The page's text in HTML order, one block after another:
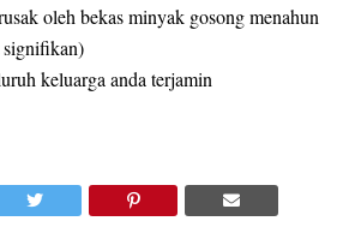
oleh bekas minyak gosong menahun
signifikan)
keluarga anda terjamin